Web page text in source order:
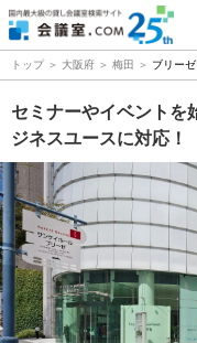
トップ 大阪府 梅田 ブリー
セミナーやイベントを
ジネスユースに対応！